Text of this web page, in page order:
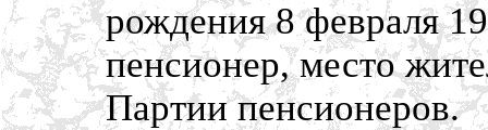
рождения 8 февраля
пенсионер, место
Партии пенсионеров.